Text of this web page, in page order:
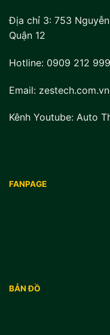
Địa chỉ 3: 753
Quận 12
Hotline: 0909 212 999
Email:
Kênh Youtube: Auto
FANPAGE
BẢN ĐỒ